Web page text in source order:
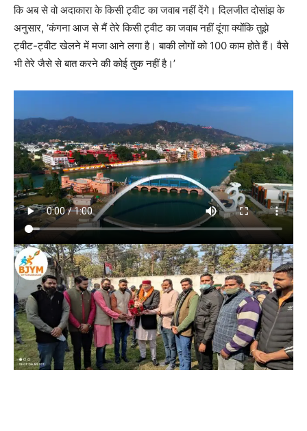
कि अब से वो अदाकारा के किसी ट्वीट का जवाब नहीं देंगे। दिलजीत दोसांझ के
अनुसार, ‘कंगना आज से मैं तेरे किसी ट्वीट का जवाब नहीं दूंगा क्योंकि तुझे
ट्वीट-ट्वीट खेलने में मजा आने लगा है। बाकी लोगों को 100 काम होते हैं। वैसे
भी तेरे जैसे से बात करने की कोई तुक नहीं है।’